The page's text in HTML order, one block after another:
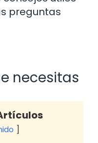
preguntas
necesitas